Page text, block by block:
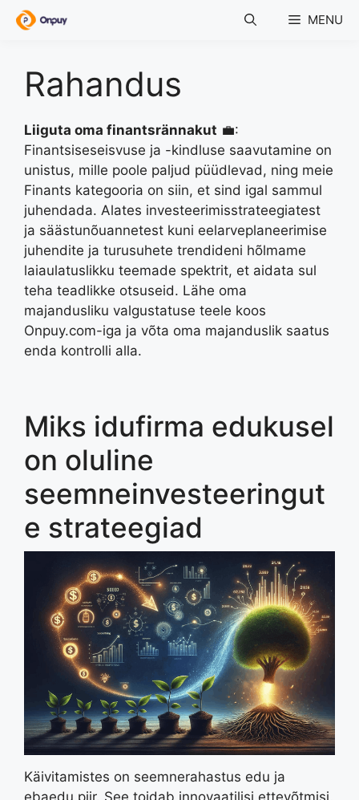
Skip
MENU
Rahandus
Liiguta oma finantsrännakut 💼:
Finantsiseseisvuse ja -kindluse saavutamine on
unistus, mille poole paljud püüdlevad, ning meie
Finants kategooria on siin, et sind igal sammul
juhendada. Alates investeerimisstrateegiatest
ja säästunõuannetest kuni eelarveplaneerimise
juhendite ja turusuhete trendideni hõlmame
laiaulatuslikku teemade spektrit, et aidata sul
teha teadlikke otsuseid. Lähe oma
majandusliku valgustatuse teele koos
Onpuy.com-iga ja võta oma majanduslik saatus
enda kontrolli alla.
Miks idufirma edukusel
on oluline
seemneinvesteeringut
e strateegiad
Käivitamistes on seemnerahastus edu ja